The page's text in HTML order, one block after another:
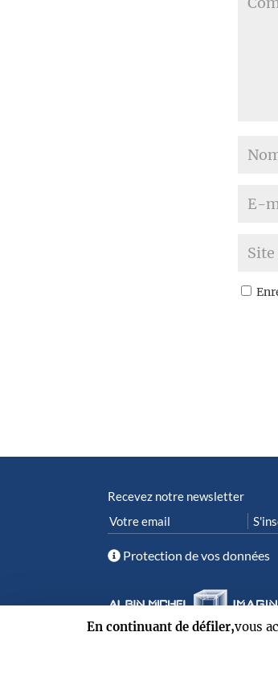
Recevez notre newsletter
Protection de vos données
En continuant de défiler,vous